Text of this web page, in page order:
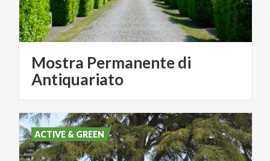
Mostra Permanente di
Antiquariato
ACTIVE & GREEN